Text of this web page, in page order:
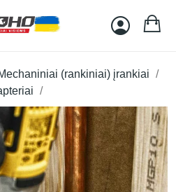
(rankiniai) įrankiai